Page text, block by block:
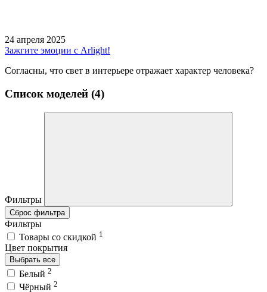
24 апреля 2025
Зажгите эмоции с Arlight!
Согласны, что свет в интерьере отражает характер человека?
Список моделей (4)
Фильтры
Сброс фильтра
Фильтры
Товары со скидкой 1
Цвет покрытия
Выбрать все
Белый 2
Чёрный 2